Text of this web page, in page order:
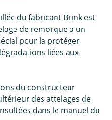
du fabricant Brink est
de remorque a un
pour la protéger
liées aux
du constructeur
des attelages de
dans le manuel du